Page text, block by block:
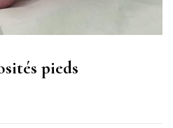
pieds